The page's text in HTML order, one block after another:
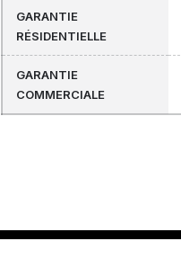
GARANTIE
RÉSIDENTIELLE
GARANTIE
COMMERCIALE